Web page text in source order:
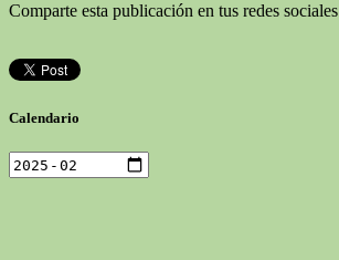
Comparte esta publicación en tus redes sociales
Calendario